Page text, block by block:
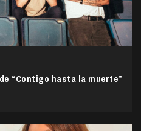
“Contigo hasta la muerte”